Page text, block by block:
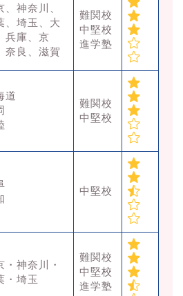
、神奈川、
、埼玉、大
兵庫、京
奈良、滋賀
難関校
中堅校
進学塾
道
難関校
中堅校
中堅校
・神奈川・
・埼玉
難関校
中堅校
進学塾